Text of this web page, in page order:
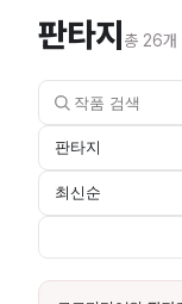
판타지 총 26개
판타지
최신순